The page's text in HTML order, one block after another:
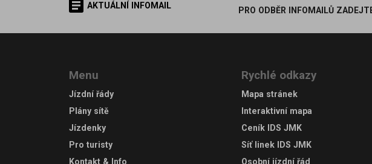
AKTUÁLNÍ INFOMAIL PRO ODBĚR INFOMAILŮ
Menu
Jízdní řády
Plány sítě
Jízdenky
Pro turisty
Kontakt & Info
Rychlé odkazy
Mapa stránek
Interaktivní mapa
Ceník IDS JMK
Síť linek IDS JMK
Osobní jízdní řád